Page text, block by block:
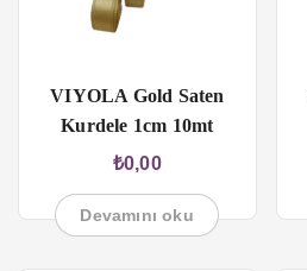
VIYOLA Gold Saten
Kurdele 1cm 10mt
₺0,00
Devamını oku